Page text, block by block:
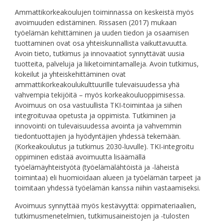
Ammattikorkeakoulujen toiminnassa on keskeistä myös
avoimuuden edistäminen. Rissasen (2017) mukaan
työelämän kehittäminen ja uuden tiedon ja osaamisen
tuottaminen ovat osa yhteiskunnallista vaikuttavuutta.
Avoin tieto, tutkimus ja innovaatiot synnyttävät uusia
tuotteita, palveluja ja liiketoimintamalleja. Avoin tutkimus,
kokeilut ja yhteiskehittäminen ovat
ammattikorkeakoulukulttuurille tulevaisuudessa yhä
vahvempia tekijöitä – myös korkeakouluoppimisessa.
Avoimuus on osa vastuullista TKI-toimintaa ja siihen
integroituvaa opetusta ja oppimista. Tutkiminen ja
innovointi on tulevaisuudessa avointa ja vahvemmin
tiedontuottajien ja hyödyntäjien yhdessä tekemään.
(Korkeakoulutus ja tutkimus 2030-luvulle). TKI-integroitu
oppiminen edistää avoimuutta lisäämällä
työelämäyhteistyötä (työelämälähtöistä ja -läheistä
toimintaa) eli huomioidaan alueen ja työelämän tarpeet ja
toimitaan yhdessä työelämän kanssa niihin vastaamiseksi.
Avoimuus synnyttää myös kestävyyttä: oppimateriaalien,
tutkimusmenetelmien, tutkimusaineistojen ja -tulosten